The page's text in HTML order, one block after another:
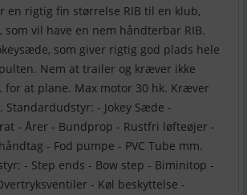
en rigtig fin størrelse RIB til en klub,
vil have en nem håndterbar RIB.
som giver rigtig god plads hele
Nem at trailer og kræver ikke
for at plane. Max motor 30 hk. Kræver
Standardudstyr: - Jokey Sæde -
- Årer - Bundprop - Rustfri løfteøjer -
- Fod pumpe - PVC Tube mm.
- Step ends - Bow step - Biminitop -
- Køl beskyttelse -